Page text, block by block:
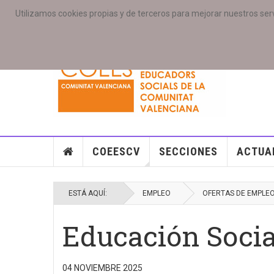
Utilizamos cookies propias y de terceros para mejorar nuestros
PORTADA ACCESO COLEGIAD@S GALERIAS
COEESCV SECCIONES
ESTÁ AQUÍ: EMPLEO OFERTAS DE EMPLEO
Educación
04 NOVIEMBRE 2025